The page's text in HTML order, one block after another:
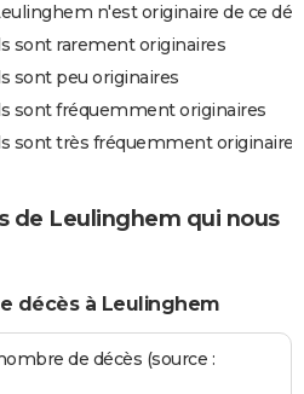
n'est originaire de ce
sont rarement originaires
sont peu originaires
sont fréquemment originaires
sont très fréquemment originaires
de Leulinghem qui nous
décès à Leulinghem
de décès (source :